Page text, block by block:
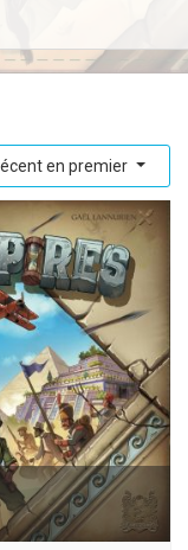
en premier